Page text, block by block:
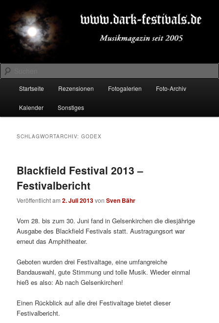
primären
Inhalt
springen
sekundären
Inhalt
springenDARK-FESTIVALS.DE
Suchen
Startseite Rezensionen Fotogalerien Foto-Archiv
Kalender Sonstiges
SCHLAGWORTARCHIV:GODEX
Blackfield Festival 2013 –
Festivalbericht
Veröffentlicht am2. Juli 2013vonSven Bähr
Vom 28. bis zum 30. Juni fand in Gelsenkirchen die diesjährige
Ausgabe des Blackfield Festivals statt. Austragungsort war
erneut das Amphitheater.
Geboten wurden drei Festivaltage, eine umfangreiche
Bandauswahl, gute Stimmung und tolle Musik. Wieder einmal
hieß es also: Ab nach Gelsenkirchen!
Einen Rückblick auf alle drei Festivaltage bietet dieser
Festivalbericht.